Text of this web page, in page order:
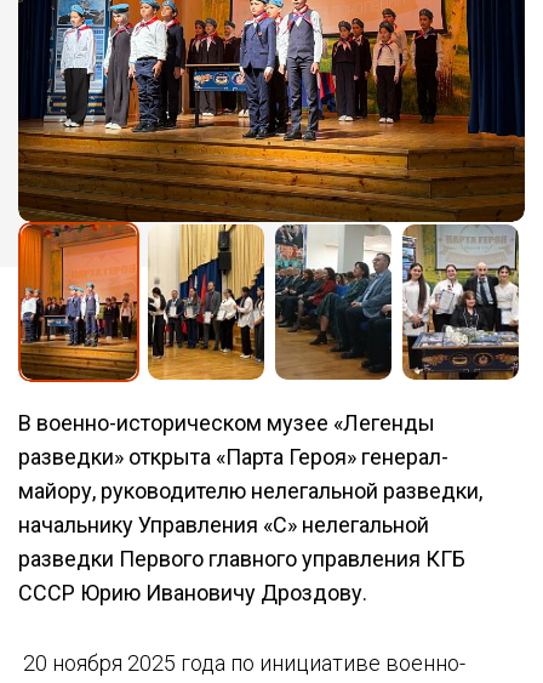
В военно-историческом музее «Легенды
разведки» открыта «Парта Героя» генерал-
майору, руководителю нелегальной разведки,
начальнику Управления «С» нелегальной
разведки Первого главного управления КГБ
СССР Юрию Ивановичу Дроздову.
20 ноября 2025 года по инициативе военно-